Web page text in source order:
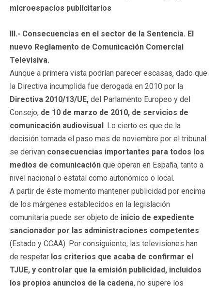
microespacios publicitarios
III.- Consecuencias en el sector de la Sentencia. El
nuevo Reglamento de Comunicación Comercial
Televisiva.
Aunque a primera vista podrían parecer escasas, dado que
la Directiva incumplida fue derogada en 2010 por la
Directiva 2010/13/UE, del Parlamento Europeo y del
Consejo, de 10 de marzo de 2010, de servicios de
comunicación audiovisual. Lo cierto es que de la
decisión tomada el paso mes de noviembre por el tribunal
se derivan consecuencias importantes para todos los
medios de comunicación que operan en España, tanto a
nivel nacional o estatal como autonómico o local.
A partir de éste momento mantener publicidad por encima
de los márgenes establecidos en la legislación
comunitaria puede ser objeto de inicio de expediente
sancionador por las administraciones competentes
(Estado y CCAA). Por consiguiente, las televisiones han
de respetar los criterios que acaba de confirmar el
TJUE, y controlar que la emisión publicidad, incluidos
los propios anuncios de la cadena, no supere los